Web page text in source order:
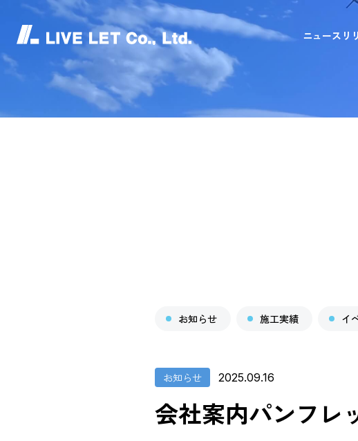
ニュースリ
ニュースリリース
お知らせ 施工実績 イ
お知らせ 2025.09.16
会社案内パンフレ